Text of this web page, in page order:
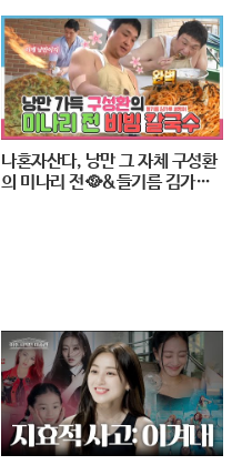
나혼자산다, 낭만 그 자체 구성환
의 미나리 전🥘&들기름 김가루